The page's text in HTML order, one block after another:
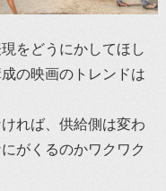
をどうにかしてほし
の映画のトレンドは
れば、供給側は変わ
がくるのかワクワク